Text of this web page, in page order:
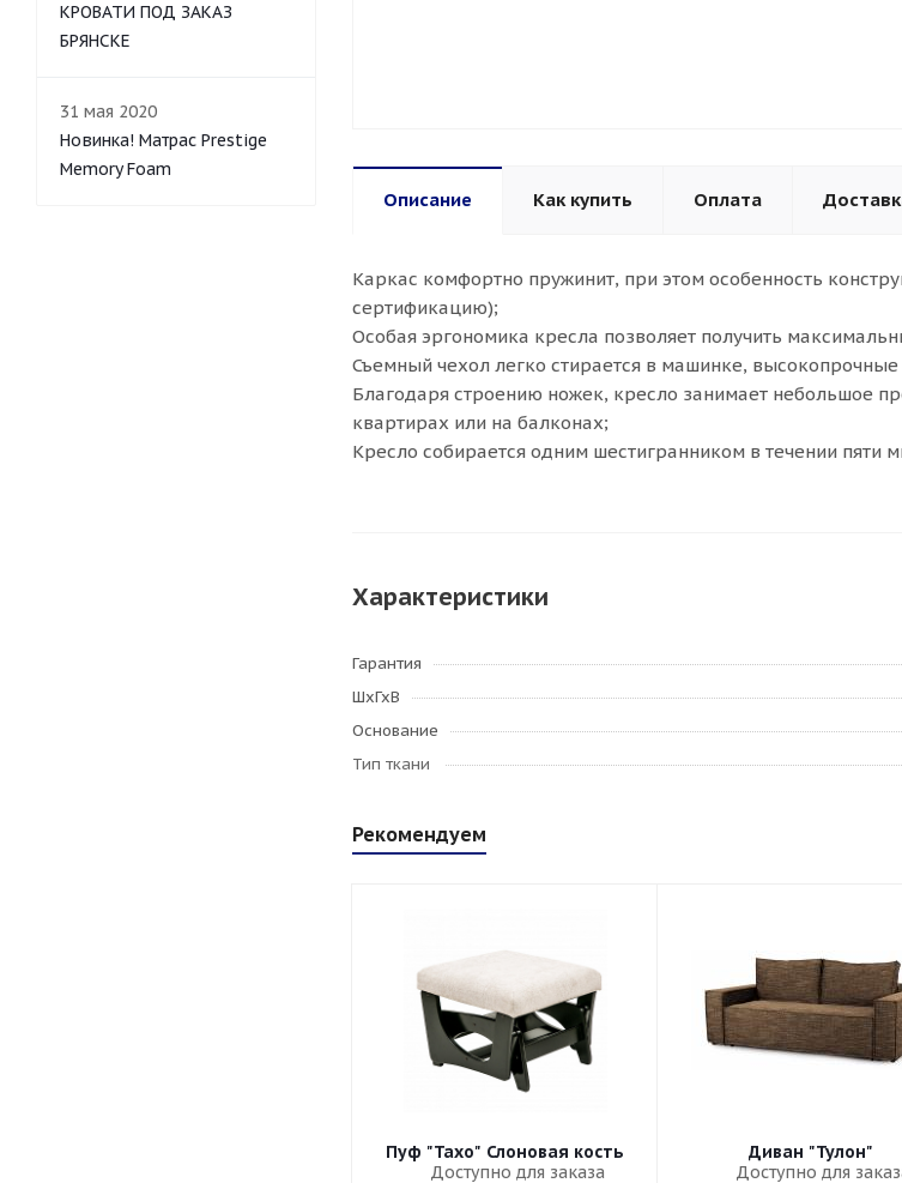
Описание Как купить Оплата
Каркас комфортно пружинит, при этом особенность
сертификацию);
Особая эргономика кресла позволяет получить
Съемный чехол легко стирается в машинке,
Благодаря строению ножек, кресло занимает небольшое
квартирах или на балконах;
Кресло собирается одним шестигранником в течении пяти
Характеристики
Гарантия
ШхГхВ
Основание
Тип ткани
Рекомендуем
Пуф "Тахо" Слоновая кость
Доступно для заказа
Диван "Тулон"
Доступно для
КРОВАТИ ПОД ЗАКАЗ
БРЯНСКЕ
31 мая 2020
Новинка! Матрас Prestige
Memory Foam